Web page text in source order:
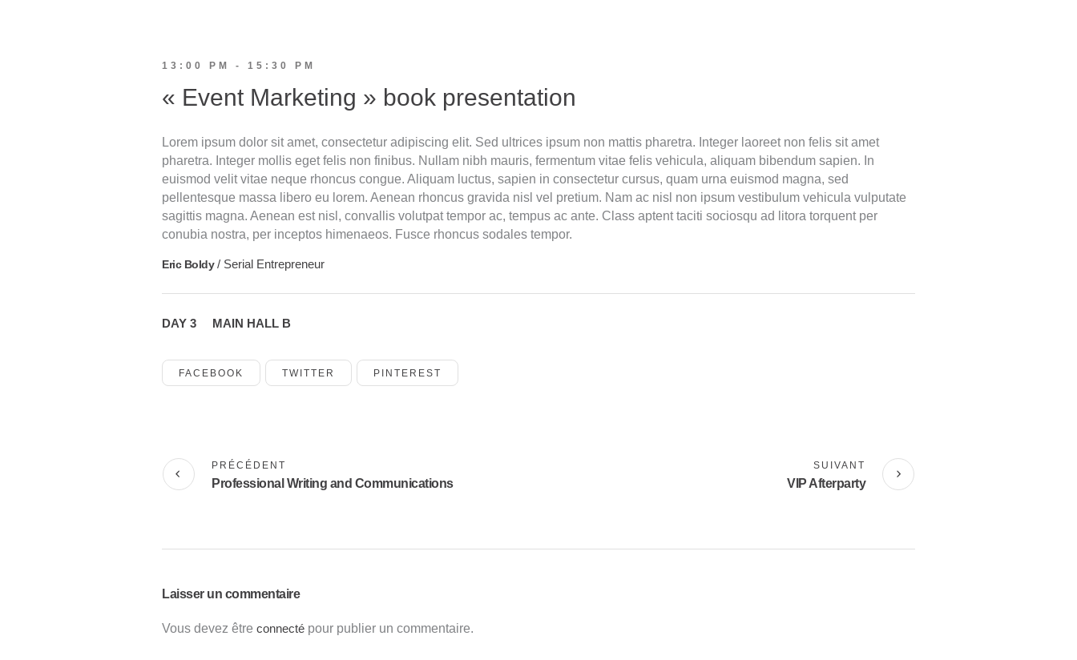
13:00 PM - 15:30 PM
« Event Marketing » book presentation
Lorem ipsum dolor sit amet, consectetur adipiscing elit. Sed ultrices ipsum non mattis pharetra. Integer laoreet non felis sit amet
pharetra. Integer mollis eget felis non finibus. Nullam nibh mauris, fermentum vitae felis vehicula, aliquam bibendum sapien. In
euismod velit vitae neque rhoncus congue. Aliquam luctus, sapien in consectetur cursus, quam urna euismod magna, sed
pellentesque massa libero eu lorem. Aenean rhoncus gravida nisl vel pretium. Nam ac nisl non ipsum vestibulum vehicula vulputate
sagittis magna. Aenean est nisl, convallis volutpat tempor ac, tempus ac ante. Class aptent taciti sociosqu ad litora torquent per
conubia nostra, per inceptos himenaeos. Fusce rhoncus sodales tempor.
Eric Boldy / Serial Entrepreneur
DAY 3 MAIN HALL B
FACEBOOK TWITTER PINTEREST
Professional Writing and Communications
PRÉCÉDENT
VIP Afterparty
SUIVANT
Laisser un commentaire
Vous devez être connecté pour publier un commentaire.